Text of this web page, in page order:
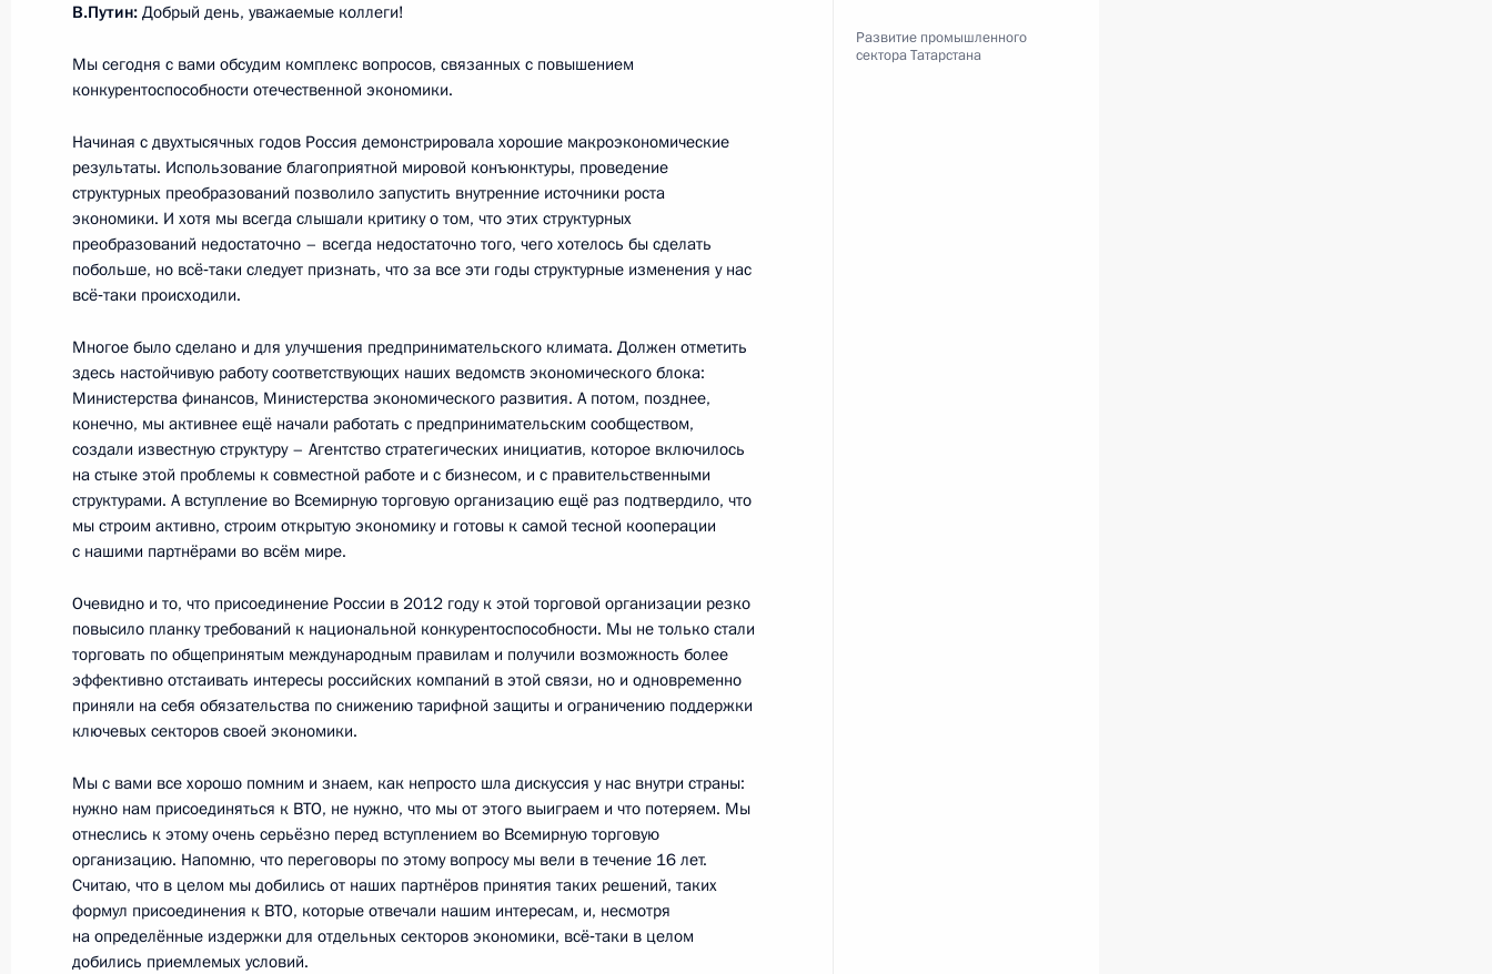
24 сентября 2014 года, 13:35
Светланой Орловой
24 сентября 2014 года, 12:25 Москва, Кремль
23 сентября 2014 года, вторник
Министр обороны Сергей Шойгу доложил Президенту о ходе
учений «Восток-2014»
23 сентября 2014 года, 15:30 Новороссийск
Совещание о развитии портов Азово-Черноморского бассейна
23 сентября 2014 года, 14:45
Интервью журналу «Вокруг света»
23 сентября 2014 года, 10:00
22 сентября 2014 года, понедельник
Рабочая встреча с президентом – председателем правления
Банка ВТБ Андреем Костиным
22 сентября 2014 года, 15:45
В.Путин: Добрый день, уважаемые коллеги!
Мы сегодня с вами обсудим комплекс вопросов, связанных с повышением
конкурентоспособности отечественной экономики.
Начиная с двухтысячных годов Россия демонстрировала хорошие макроэкономические
результаты. Использование благоприятной мировой конъюнктуры, проведение
структурных преобразований позволило запустить внутренние источники роста
экономики. И хотя мы всегда слышали критику о том, что этих структурных
преобразований недостаточно – всегда недостаточно того, чего хотелось бы сделать
побольше, но всё‑таки следует признать, что за все эти годы структурные изменения у нас
всё‑таки происходили.
Многое было сделано и для улучшения предпринимательского климата. Должен отметить
здесь настойчивую работу соответствующих наших ведомств экономического блока:
Министерства финансов, Министерства экономического развития. А потом, позднее,
конечно, мы активнее ещё начали работать с предпринимательским сообществом,
создали известную структуру – Агентство стратегических инициатив, которое включилось
на стыке этой проблемы к совместной работе и с бизнесом, и с правительственными
структурами. А вступление во Всемирную торговую организацию ещё раз подтвердило, что
мы строим активно, строим открытую экономику и готовы к самой тесной кооперации
с нашими партнёрами во всём мире.
Очевидно и то, что присоединение России в 2012 году к этой торговой организации резко
повысило планку требований к национальной конкурентоспособности. Мы не только стали
торговать по общепринятым международным правилам и получили возможность более
эффективно отстаивать интересы российских компаний в этой связи, но и одновременно
приняли на себя обязательства по снижению тарифной защиты и ограничению поддержки
ключевых секторов своей экономики.
Мы с вами все хорошо помним и знаем, как непросто шла дискуссия у нас внутри страны:
нужно нам присоединяться к ВТО, не нужно, что мы от этого выиграем и что потеряем. Мы
отнеслись к этому очень серьёзно перед вступлением во Всемирную торговую
организацию. Напомню, что переговоры по этому вопросу мы вели в течение 16 лет.
Считаю, что в целом мы добились от наших партнёров принятия таких решений, таких
формул присоединения к ВТО, которые отвечали нашим интересам, и, несмотря
на определённые издержки для отдельных секторов экономики, всё‑таки в целом
добились приемлемых условий.
Развитие промышленного
сектора Татарстана